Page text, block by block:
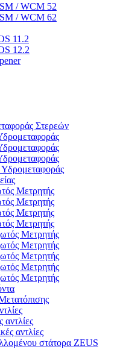
/ WCM 52
/ WCM 62
11.2
12.2
Στερεών
Μετρητής
Μετρητής
Μετρητής
Μετρητής
Μετρητής
Μετρητής
Μετρητής
Μετρητής
Μετρητής
αντλίες
αντλίες
στάτορα ZEUS